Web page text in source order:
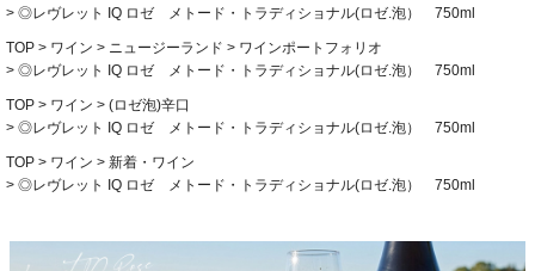
◎レヴレット IQ ロゼ メトード・トラディショナル(ロゼ.泡） 750ml
TOP ワイン ニュージーランド
ワインポートフォリオ
◎レヴレット IQ ロゼ メトード・トラディショナル(ロゼ.泡） 750ml
TOP ワイン
(ロゼ泡)辛口
◎レヴレット IQ ロゼ メトード・トラディショナル(ロゼ.泡） 750ml
TOP ワイン
新着・ワイン
◎レヴレット IQ ロゼ メトード・トラディショナル(ロゼ.泡） 750ml